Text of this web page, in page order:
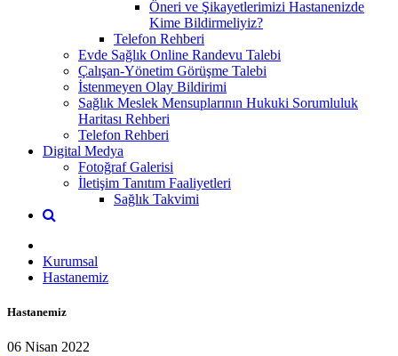
Öneri ve Şikayetlerimizi Hastanenizde
Kime Bildirmeliyiz?
Telefon Rehberi
Evde Sağlık Online Randevu Talebi
Çalışan-Yönetim Görüşme Talebi
İstenmeyen Olay Bildirimi
Sağlık Meslek Mensuplarının Hukuki Sorumluluk
Haritası Rehberi
Telefon Rehberi
Digital Medya
Fotoğraf Galerisi
İletişim Tanıtım Faaliyetleri
Sağlık Takvimi
Kurumsal
Hastanemiz
Hastanemiz
06 Nisan 2022